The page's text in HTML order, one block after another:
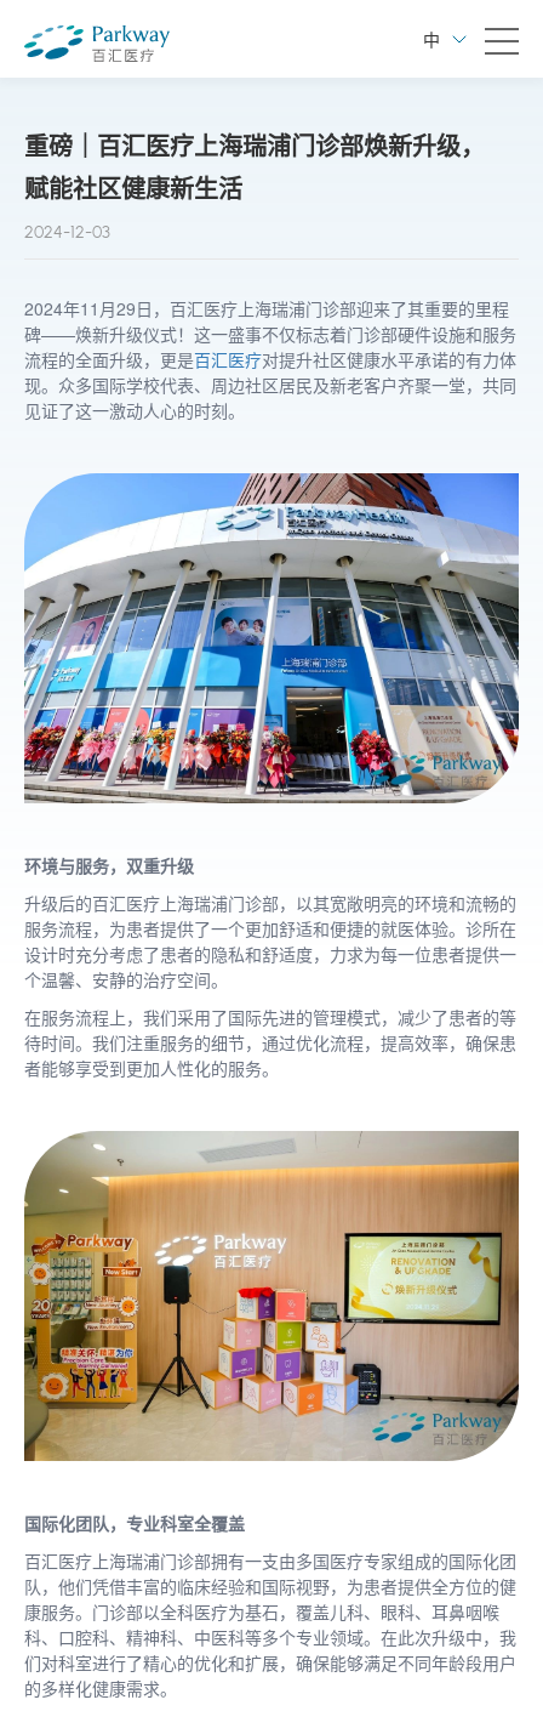
中
重磅｜百汇医疗上海瑞浦门诊部焕新升级，
赋能社区健康新生活
2024-12-03
2024年11月29日，百汇医疗上海瑞浦门诊部迎来了其重要的里程
碑——焕新升级仪式！这一盛事不仅标志着门诊部硬件设施和服务
流程的全面升级，更是百汇医疗对提升社区健康水平承诺的有力体
现。众多国际学校代表、周边社区居民及新老客户齐聚一堂，共同
见证了这一激动人心的时刻。
环境与服务，双重升级
升级后的百汇医疗上海瑞浦门诊部，以其宽敞明亮的环境和流畅的
服务流程，为患者提供了一个更加舒适和便捷的就医体验。诊所在
设计时充分考虑了患者的隐私和舒适度，力求为每一位患者提供一
个温馨、安静的治疗空间。
在服务流程上，我们采用了国际先进的管理模式，减少了患者的等
待时间。我们注重服务的细节，通过优化流程，提高效率，确保患
者能够享受到更加人性化的服务。
国际化团队，专业科室全覆盖
百汇医疗上海瑞浦门诊部拥有一支由多国医疗专家组成的国际化团
队，他们凭借丰富的临床经验和国际视野，为患者提供全方位的健
康服务。门诊部以全科医疗为基石，覆盖儿科、眼科、耳鼻咽喉
科、口腔科、精神科、中医科等多个专业领域。在此次升级中，我
们对科室进行了精心的优化和扩展，确保能够满足不同年龄段用户
的多样化健康需求。